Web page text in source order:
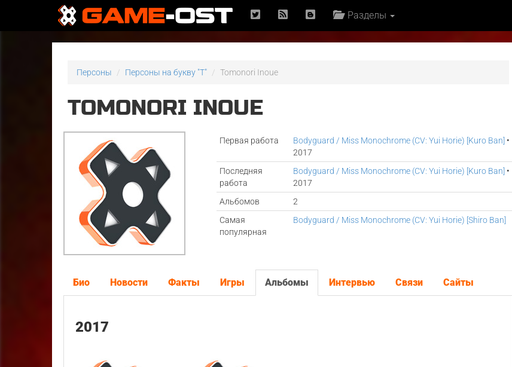
Разделы
Персоны Персоны на букву "T" Tomonori Inoue
TOMONORI INOUE
Первая работа Bodyguard / Miss Monochrome (CV: Yui Horie) [Kuro Ban] •
2017
Последняя
работа
Bodyguard / Miss Monochrome (CV: Yui Horie) [Kuro Ban] •
2017
Альбомов
2
Самая
популярная
Bodyguard / Miss Monochrome (CV: Yui Horie) [Shiro Ban]
Био Новости Факты Игры Альбомы Интервью Связи Сайты
2017